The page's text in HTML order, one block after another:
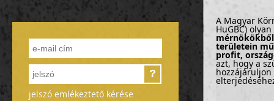
?
jelszó emlékeztető kérése
A Magyar
HuGBC) olyan
területein
profit,
azt, hogy a